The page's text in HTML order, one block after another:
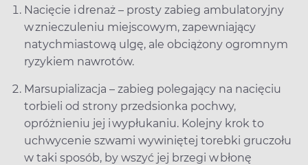
Nacięcie i drenaż – prosty zabieg ambulatoryjny
w znieczuleniu miejscowym, zapewniający
natychmiastową ulgę, ale obciążony ogromnym
ryzykiem nawrotów.
Marsupializacja – zabieg polegający na nacięciu
torbieli od strony przedsionka pochwy,
opróżnieniu jej i wypłukaniu. Kolejny krok to
uchwycenie szwami wywiniętej torebki gruczołu
w taki sposób, by wszyć jej brzegi w błonę